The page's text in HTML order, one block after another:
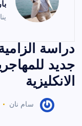
يناير
دراسة الزامية
جديد
الانكليزية
سام نان